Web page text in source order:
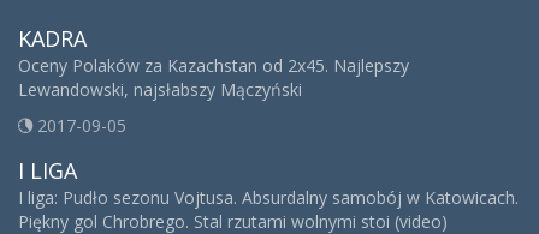
KADRA
Oceny Polaków za Kazachstan od 2x45. Najlepszy
Lewandowski, najsłabszy Mączyński
2017-09-05
I LIGA
I liga: Pudło sezonu Vojtusa. Absurdalny samobój w Katowicach.
Piękny gol Chrobrego. Stal rzutami wolnymi stoi (video)